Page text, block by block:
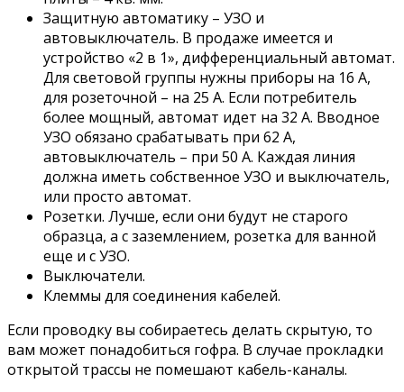
Защитную автоматику – УЗО и
автовыключатель. В продаже имеется и
устройство «2 в 1», дифференциальный автомат.
Для световой группы нужны приборы на 16 А,
для розеточной – на 25 А. Если потребитель
более мощный, автомат идет на 32 А. Вводное
УЗО обязано срабатывать при 62 А,
автовыключатель – при 50 А. Каждая линия
должна иметь собственное УЗО и выключатель,
или просто автомат.
Розетки. Лучше, если они будут не старого
образца, а с заземлением, розетка для ванной
еще и с УЗО.
Выключатели.
Клеммы для соединения кабелей.
Если проводку вы собираетесь делать скрытую, то
вам может понадобиться гофра. В случае прокладки
открытой трассы не помешают кабель-каналы.